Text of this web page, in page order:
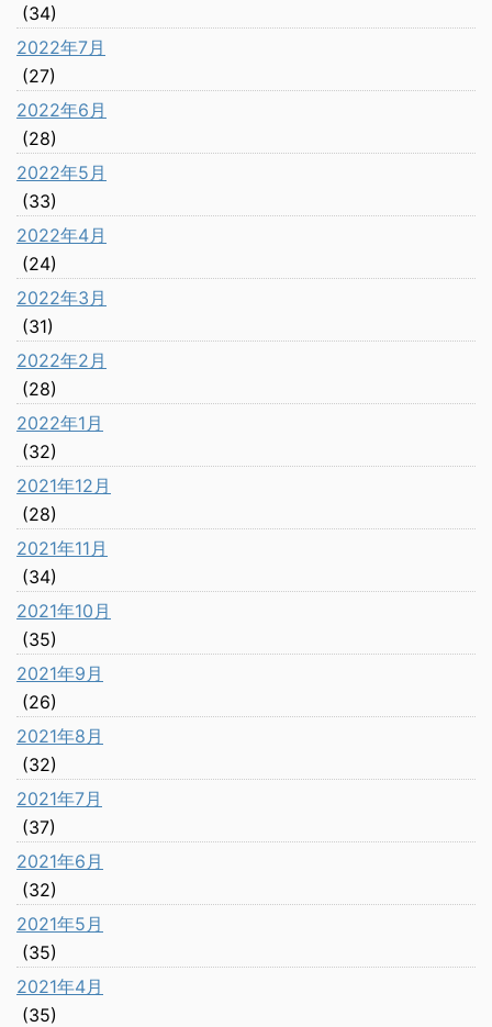
(34)
2022年7月
(27)
2022年6月
(28)
2022年5月
(33)
2022年4月
(24)
2022年3月
(31)
2022年2月
(28)
2022年1月
(32)
2021年12月
(28)
2021年11月
(34)
2021年10月
(35)
2021年9月
(26)
2021年8月
(32)
2021年7月
(37)
2021年6月
(32)
2021年5月
(35)
2021年4月
(35)